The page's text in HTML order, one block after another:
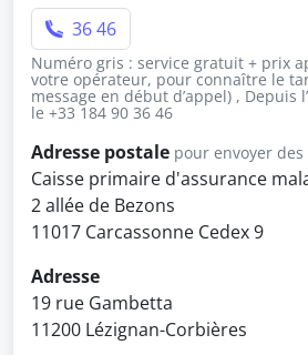
36 46
Numéro gris : service gratuit + prix
votre opérateur, pour connaître le
message en début d’appel) , Depuis
le +33 184 90 36 46
Adresse postale pour envoyer
Caisse primaire d'assurance
2 allée de Bezons
11017 Carcassonne Cedex 9
Adresse
19 rue Gambetta
11200 Lézignan-Corbières